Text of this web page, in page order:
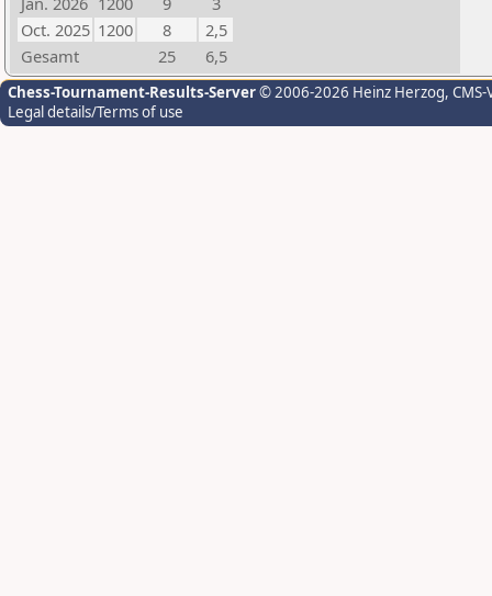
Oct. 2025 1200 8
2,5
Gesamt
25 6,5
Chess-Tournament-Results-Server© 2006-2026 Heinz Herzog,
Legal details/Terms of use